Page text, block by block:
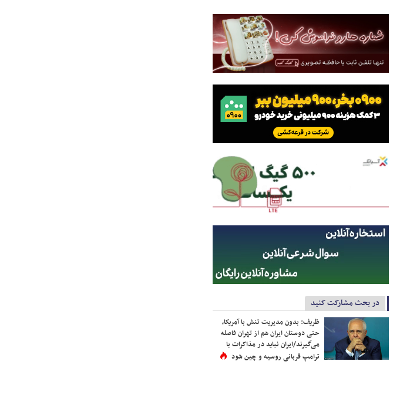
در بحث مشارکت کنید
ظریف: بدون مدیریت تنش با آمریکا،
حتی دوستان ایران هم از تهران فاصله
می‌گیرند/ایران نباید در مذاکرات با
ترامپ قربانی روسیه و چین شود